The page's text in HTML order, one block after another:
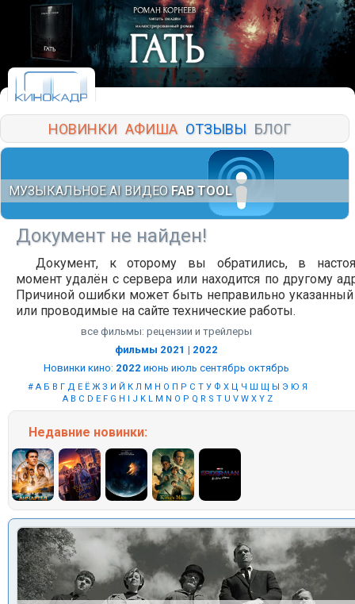
НОВИНКИ АФИША ОТЗЫВЫ БЛОГ
МУЗЫКАЛЬНОЕ AI ВИДЕО FAB TOOL
Документ не найден!
Документ, к оторому вы обратились, в
момент удалён с сервера или находится по другому
Причиной ошибки может быть неправильно указанный
или проводимые на сайте технические работы.
все фильмы: рецензии и трейлеры
фильмы 2021 | 2022
Новинки кино: 2022 июнь июль сентябрь октябрь
# А Б В Г Д Е Ё Ж З И Й К Л М Н О П Р С Т У Ф Х Ц Ч Ш Щ Ы Э Ю Я
A B C D E F G H I J K L M N O P Q R S T U V W X Y Z
Недавние новинки: